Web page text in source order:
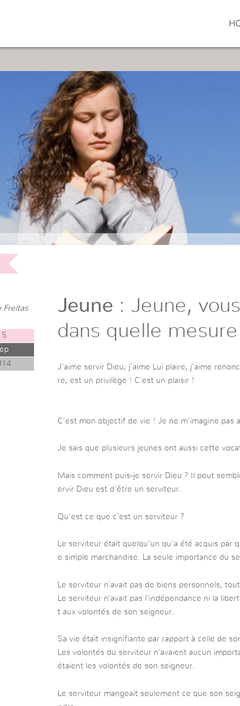
Freitas Jeune : Jeune,
dans quelle mesure
J’aime servir Dieu, j’aime Lui plaire, j’aime
re, est un privilège ! C’est un plaisir !
C’est mon objectif de vie ! Je ne m’imagine
Je sais que plusieurs jeunes ont aussi cette
Mais comment puis-je servir Dieu ? Il peut
ervir Dieu est d’être un serviteur.
Qu’est ce que c’est un serviteur ?
Le serviteur était quelqu’un qu’a été acquis par
e simple marchandise. La seule importance du
Le serviteur n’avait pas de biens personnels,
Le serviteur n’avait pas l’indépendance ni la
t aux volontés de son seigneur.
Sa vie était insignifiante par rapport à celle de
Les volontés du serviteur n’avaient aucun
étaient les volontés de son seigneur.
Le serviteur mangeait seulement ce que son